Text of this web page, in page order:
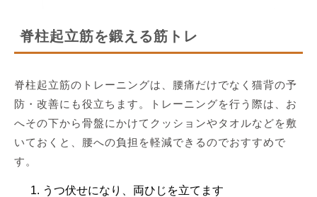
脊柱起立筋を鍛える筋トレ
脊柱起立筋のトレーニングは、腰痛だけでなく猫背の予
防・改善にも役立ちます。トレーニングを行う際は、お
へその下から骨盤にかけてクッションやタオルなどを敷
いておくと、腰への負担を軽減できるのでおすすめで
す。
うつ伏せになり、両ひじを立てます